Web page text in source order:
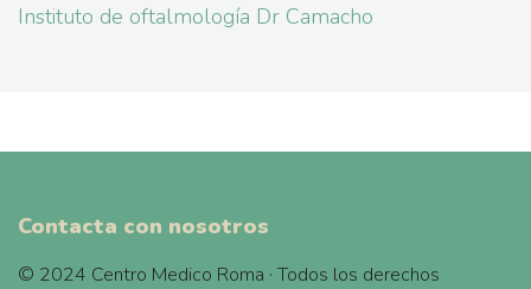
Instituto de oftalmología Dr Camacho
Contacta con nosotros
© 2024 Centro Medico Roma · Todos los derechos